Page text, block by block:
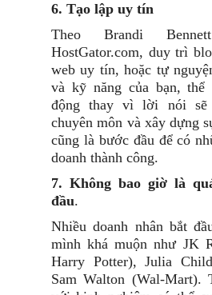
6. Tạo lập uy tín
Theo Brandi
HostGator.com, duy trì
web uy tín, hoặc tự
và kỹ năng của bạn, thể
động thay vì lời nói sẽ
chuyên môn và xây dựng
cũng là bước đầu để có
doanh thành công.
7. Không bao giờ là
đầu.
Nhiều doanh nhân bắt
mình khá muộn như JK
Harry Potter), Julia
Sam Walton (Wal-Mart).